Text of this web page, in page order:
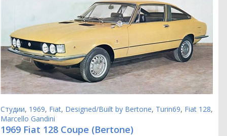
Студии, 1969, Fiat, Designed/Built by Bertone, Turin69, Fiat 128,
Marcello Gandini
1969 Fiat 128 Coupe (Bertone)